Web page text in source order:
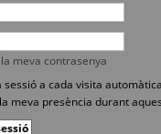
meva contrasenya
sessió a cada visita
meva presència durant